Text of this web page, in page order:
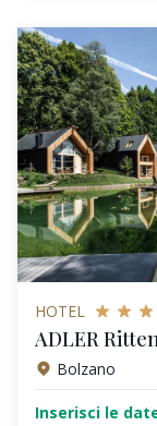
HOTEL
ADLER
Bolzano
Inserisci le